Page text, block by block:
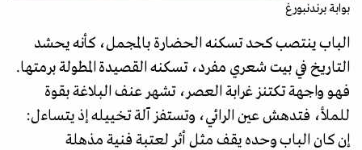
بوابة برندنبورغ
الباب ينتصب كحد تسكنه الحضارة بالمجمل، كأنه يحشد
التاريخ في بيت شعري مفرد، تسكنه القصيدة المطولة برمتها.
فهو واجهة تكتنز غرابة العصر، تشهر عنف البلاغة بقوة
للملأ، فتدهش عين الرائي، وتستفز آلة تخييله إذ يتساءل:
إن كان الباب وحده يقف مثل أثر لعتبة فنية مذهلة